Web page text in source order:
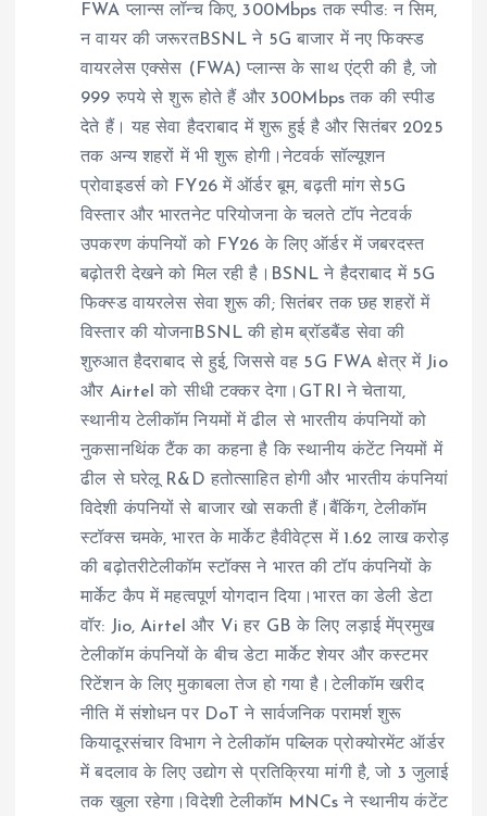
FWA प्लान्स लॉन्च किए, 300Mbps तक स्पीड: न सिम,
न वायर की जरूरतBSNL ने 5G बाजार में नए फिक्स्ड
वायरलेस एक्सेस (FWA) प्लान्स के साथ एंट्री की है, जो
999 रुपये से शुरू होते हैं और 300Mbps तक की स्पीड
देते हैं। यह सेवा हैदराबाद में शुरू हुई है और सितंबर 2025
तक अन्य शहरों में भी शुरू होगी।नेटवर्क सॉल्यूशन
प्रोवाइडर्स को FY26 में ऑर्डर बूम, बढ़ती मांग से5G
विस्तार और भारतनेट परियोजना के चलते टॉप नेटवर्क
उपकरण कंपनियों को FY26 के लिए ऑर्डर में जबरदस्त
बढ़ोतरी देखने को मिल रही है।BSNL ने हैदराबाद में 5G
फिक्स्ड वायरलेस सेवा शुरू की; सितंबर तक छह शहरों में
विस्तार की योजनाBSNL की होम ब्रॉडबैंड सेवा की
शुरुआत हैदराबाद से हुई, जिससे वह 5G FWA क्षेत्र में Jio
और Airtel को सीधी टक्कर देगा।GTRI ने चेताया,
स्थानीय टेलीकॉम नियमों में ढील से भारतीय कंपनियों को
नुकसानथिंक टैंक का कहना है कि स्थानीय कंटेंट नियमों में
ढील से घरेलू R&D हतोत्साहित होगी और भारतीय कंपनियां
विदेशी कंपनियों से बाजार खो सकती हैं।बैंकिंग, टेलीकॉम
स्टॉक्स चमके, भारत के मार्केट हैवीवेट्स में 1.62 लाख करोड़
की बढ़ोतरीटेलीकॉम स्टॉक्स ने भारत की टॉप कंपनियों के
मार्केट कैप में महत्वपूर्ण योगदान दिया।भारत का डेली डेटा
वॉर: Jio, Airtel और Vi हर GB के लिए लड़ाई मेंप्रमुख
टेलीकॉम कंपनियों के बीच डेटा मार्केट शेयर और कस्टमर
रिटेंशन के लिए मुकाबला तेज हो गया है।टेलीकॉम खरीद
नीति में संशोधन पर DoT ने सार्वजनिक परामर्श शुरू
कियादूरसंचार विभाग ने टेलीकॉम पब्लिक प्रोक्योरमेंट ऑर्डर
में बदलाव के लिए उद्योग से प्रतिक्रिया मांगी है, जो 3 जुलाई
तक खुला रहेगा।विदेशी टेलीकॉम MNCs ने स्थानीय कंटेंट